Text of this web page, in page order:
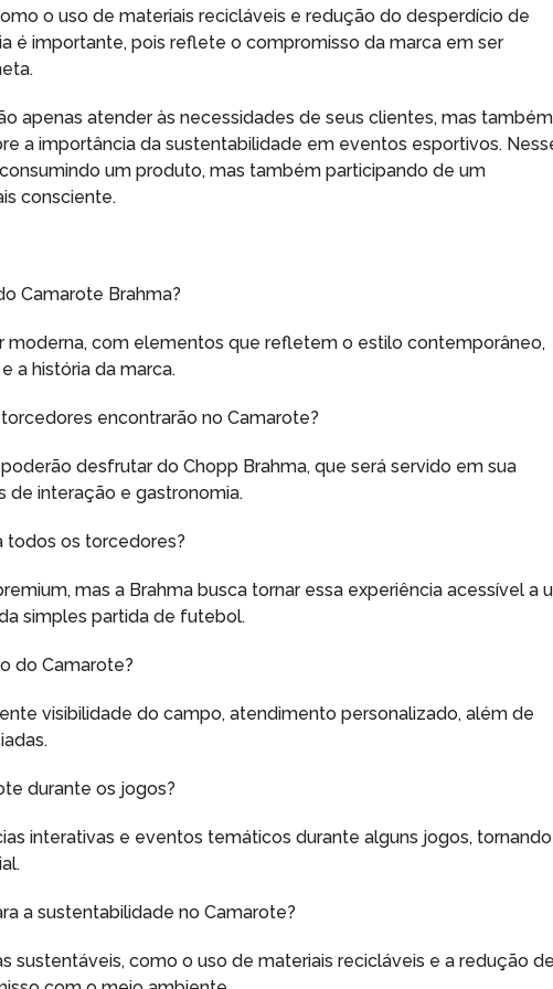
o uso de materiais recicláveis e redução do desperdício de
é importante, pois reflete o compromisso da marca em ser
apenas atender às necessidades de seus clientes, mas também
a importância da sustentabilidade em eventos esportivos.
um produto, mas também participando de um
consciente.
Camarote Brahma?
moderna, com elementos que refletem o estilo contemporâneo,
a história da marca.
encontrarão no Camarote?
desfrutar do Chopp Brahma, que será servido em sua
de interação e gastronomia.
todos os torcedores?
mas a Brahma busca tornar essa experiência acessível a
simples partida de futebol.
do Camarote?
visibilidade do campo, atendimento personalizado, além de
durante os jogos?
interativas e eventos temáticos durante alguns jogos,
a sustentabilidade no Camarote?
sustentáveis, como o uso de materiais recicláveis e a redução